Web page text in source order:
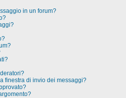
in un forum?
finestra di invio dei messaggi?